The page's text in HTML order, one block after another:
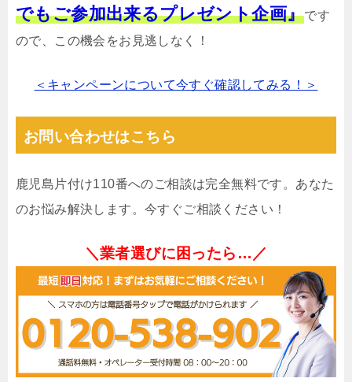
でもご参加出来るプレゼント企画』です
ので、この機会をお見逃しなく！
＜キャンペーンについて今すぐ確認してみる！＞
お問い合わせはこちら
鹿児島片付け110番へのご相談は完全無料です。あなた
のお悩み解決します。今すぐご相談ください！
＼業者選びに困ったら…／